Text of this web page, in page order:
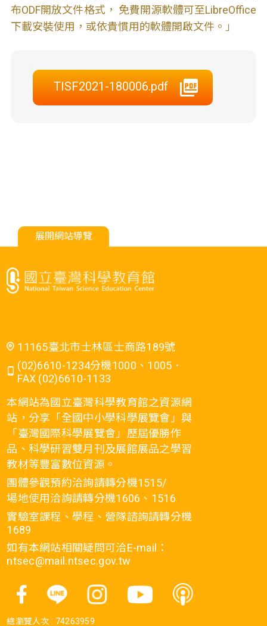
布ODF開放文件格式， 免費開源軟體可至LibreOffice
下載安裝使用，或依貴慣用的軟體開啟文件。」
TISF2021-180006.pdf
展開網站導覽
11165臺北市士林區士商路189號
(02)6610-1234分機1000、1005．
FAX (02)6610-1133
本網站為國立臺灣科學教育館之資源網
站，分享「全國中小學科學展覽會」與
「臺灣國際科學展覽會」歷屆優勝作
品、科學研習雙月刊及展館展品之學習
教材等豐富數位資源。
團體參觀預約洽詢請轉分機1515/
場地使用洽詢請轉分機1606、1516
實驗室課程、學程、營隊諮詢請轉分機
1689
如有本網站相關疑問可洽E-mail：
ntsec@mail.ntsec.gov.tw
總瀏覽人次 : 74263959